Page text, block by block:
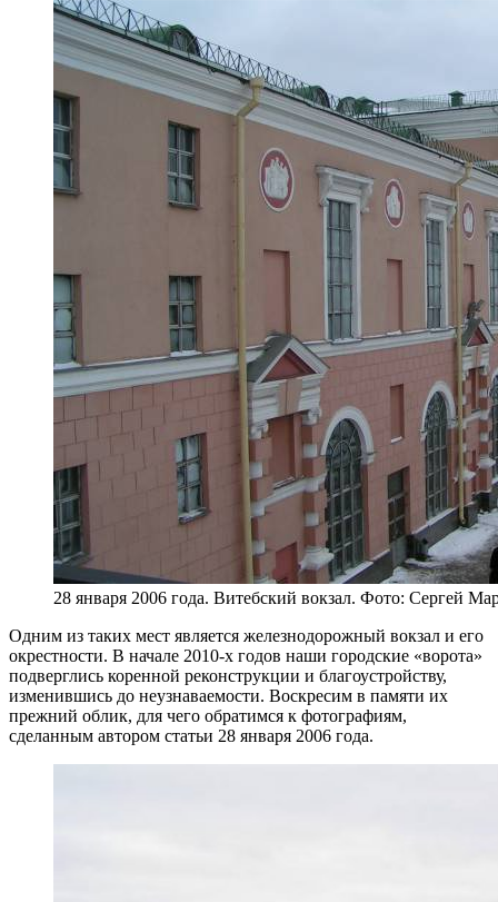
28 января 2006 года. Витебский вокзал. Фото: Сергей
Одним из таких мест является железнодорожный вокзал и его
окрестности. В начале 2010-х годов наши городские «ворота»
подверглись коренной реконструкции и благоустройству,
изменившись до неузнаваемости. Воскресим в памяти их
прежний облик, для чего обратимся к фотографиям,
сделанным автором статьи 28 января 2006 года.